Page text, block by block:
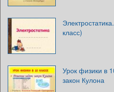
класс)
Урок физики в
закон Кулона